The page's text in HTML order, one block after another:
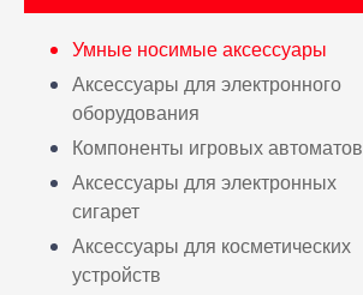
Умные носимые аксессуары
Аксессуары для электронного
оборудования
Компоненты игровых автоматов
Аксессуары для электронных
сигарет
Аксессуары для косметических
устройств